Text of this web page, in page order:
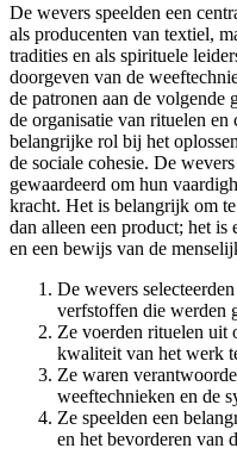
De wevers speelden een
als producenten van textiel,
tradities en als spirituele
doorgeven van de
de patronen aan de volgende
de organisatie van rituelen en
belangrijke rol bij het
de sociale cohesie. De
gewaardeerd om hun
kracht. Het is belangrijk om
dan alleen een product; het
en een bewijs van de
De wevers
verfstoffen die werden
Ze voerden rituelen uit
kwaliteit van het werk
Ze waren
weeftechnieken en de
Ze speelden een
en het bevorderen van